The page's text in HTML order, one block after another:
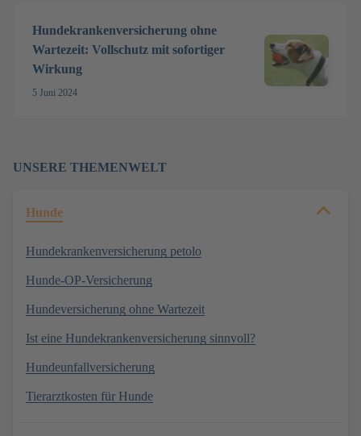
Hundekrankenversicherung ohne
Wartezeit: Vollschutz mit sofortiger
Wirkung
5 Juni 2024
UNSERE THEMENWELT
Hunde
Hundekrankenversicherung petolo
Hunde-OP-Versicherung
Hundeversicherung ohne Wartezeit
Ist eine Hundekrankenversicherung sinnvoll?
Hundeunfallversicherung
Tierarztkosten für Hunde